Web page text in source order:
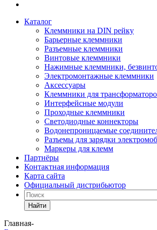
Каталог
Клеммники на DIN рейку
Барьерные клеммники
Разъемные клеммники
Винтовые клеммники
Нажимные клеммники,
Электромонтажные клеммники
Аксессуары
Клеммники для
Интерфейсные модули
Проходные клеммники
Светодиодные коннекторы
Водонепроницаемые
Разъемы для зарядки
Маркеры для клемм
Партнёры
Контактная информация
Карта сайта
Официальный дистрибьютор
Найти
Главная-